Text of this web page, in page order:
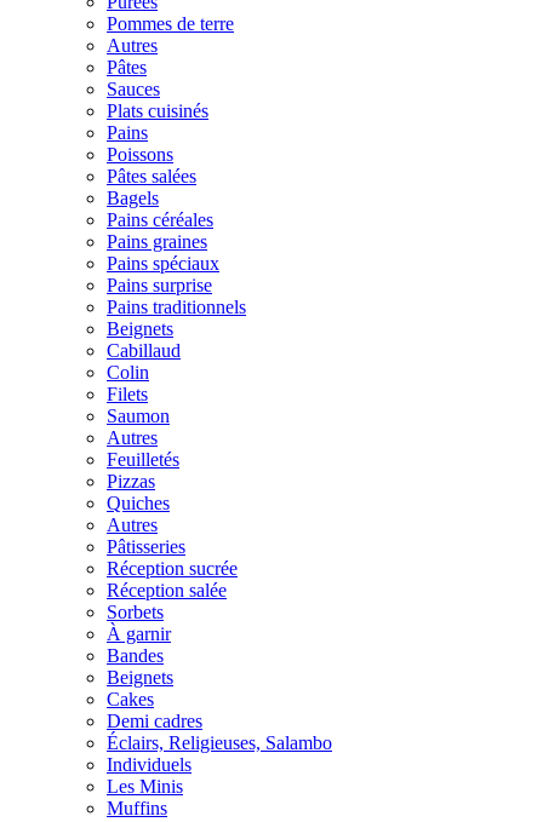
Pommes de terre
Autres
Pâtes
Sauces
Plats cuisinés
Pains
Poissons
Pâtes salées
Bagels
Pains céréales
Pains graines
Pains spéciaux
Pains surprise
Pains traditionnels
Beignets
Cabillaud
Colin
Filets
Saumon
Autres
Feuilletés
Pizzas
Quiches
Autres
Pâtisseries
Réception sucrée
Réception salée
Sorbets
À garnir
Bandes
Beignets
Cakes
Demi cadres
Éclairs, Religieuses, Salambo
Individuels
Les Minis
Muffins